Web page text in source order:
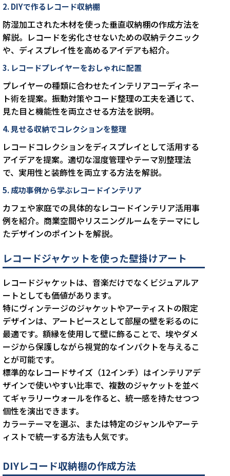
2. DIYで作るレコード収納棚
防湿加工された木材を使った垂直収納棚の作成方法を
解説。レコードを劣化させないための収納テクニック
や、ディスプレイ性を高めるアイデアも紹介。
3. レコードプレイヤーをおしゃれに配置
プレイヤーの種類に合わせたインテリアコーディネー
ト術を提案。振動対策やコード整理の工夫を通じて、
見た目と機能性を両立させる方法を説明。
4. 見せる収納でコレクションを整理
レコードコレクションをディスプレイとして活用する
アイデアを提案。適切な湿度管理やテーマ別整理法
で、実用性と装飾性を両立する方法を解説。
5. 成功事例から学ぶレコードインテリア
カフェや家庭での具体的なレコードインテリア活用事
例を紹介。商業空間やリスニングルームをテーマにし
たデザインのポイントを解説。
レコードジャケットを使った壁掛けアート
レコードジャケットは、音楽だけでなくビジュアルア
ートとしても価値があります。
特にヴィンテージのジャケットやアーティストの限定
デザインは、アートピースとして部屋の壁を彩るのに
最適です。額縁を使用して壁に飾ることで、埃やダメ
ージから保護しながら視覚的なインパクトを与えるこ
とが可能です。
標準的なレコードサイズ（12インチ）はインテリアデ
ザインで使いやすい比率で、複数のジャケットを並べ
てギャラリーウォールを作ると、統一感を持たせつつ
個性を演出できます。
カラーテーマを選ぶ、または特定のジャンルやアーテ
ィストで統一する方法も人気です。
DIYレコード収納棚の作成方法